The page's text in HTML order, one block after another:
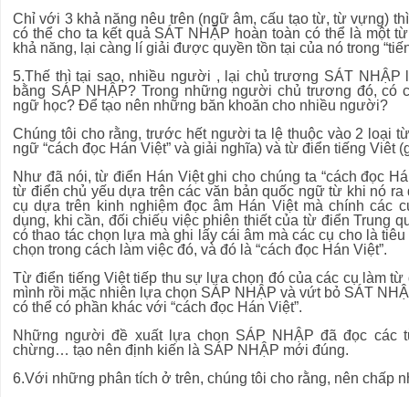
Chỉ với 3 khả năng nêu trên (ngữ âm, cấu tạo từ, từ vựng)
có thể cho ta kết quả SÁT NHẬP hoàn toàn có thể là một
khả năng, lại càng lí giải được quyền tồn tại của nó trong
5.Thế thì tại sao, nhiều người , lại chủ trương SÁT NHẬP
bằng SÁP NHẬP? Trong những người chủ trương đó, có
ngữ học? Để tạo nên những băn khoăn cho nhiều người?
Chúng tôi cho rằng, trước hết người ta lệ thuộc vào 2 loại
ngữ “cách đọc Hán Việt” và giải nghĩa) và từ điển tiếng Viêt
Như đã nói, từ điển Hán Việt ghi cho chúng ta “cách đọc
từ điển chủ yếu dựa trên các văn bản quốc ngữ từ khi nó
cụ dựa trên kinh nghiệm đọc âm Hán Việt mà chính các
dụng, khi cần, đối chiếu việc phiên thiết của từ điển Trung
có thao tác chọn lựa mà ghi lấy cái âm mà các cụ cho là
chọn trong cách làm việc đó, và đó là “cách đọc Hán Việt”.
Từ điển tiếng Việt tiếp thu sự lựa chọn đó của các cụ làm
mình rồi mặc nhiên lựa chọn SÁP NHẬP và vứt bỏ SÁT
có thể có phần khác với “cách đọc Hán Việt”.
Những người đề xuất lựa chon SÁP NHẬP đã đọc các
chừng… tạo nên định kiến là SÁP NHẬP mới đúng.
6.Với những phân tích ở trên, chúng tôi cho rằng, nên chấp